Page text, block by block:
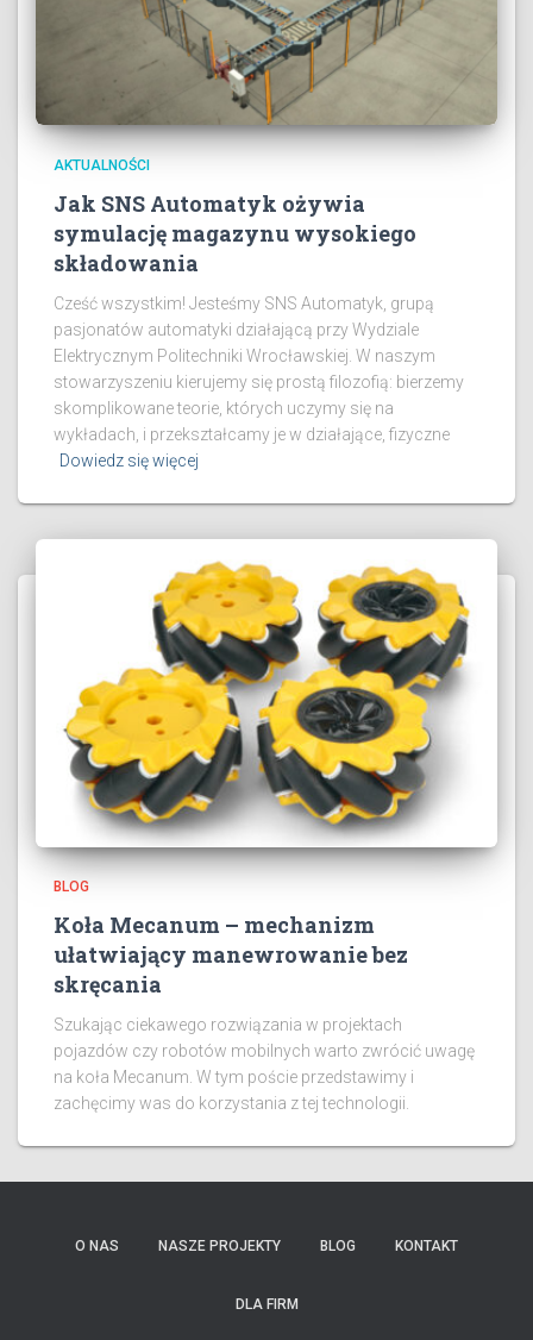
AKTUALNOŚCI
Jak SNS Automatyk ożywia
symulację magazynu wysokiego
składowania
Cześć wszystkim! Jesteśmy SNS Automatyk, grupą
pasjonatów automatyki działającą przy Wydziale
Elektrycznym Politechniki Wrocławskiej. W naszym
stowarzyszeniu kierujemy się prostą filozofią: bierzemy
skomplikowane teorie, których uczymy się na
wykładach, i przekształcamy je w działające, fizyczne
Dowiedz się więcej
BLOG
Koła Mecanum – mechanizm
ułatwiający manewrowanie bez
skręcania
Szukając ciekawego rozwiązania w projektach
pojazdów czy robotów mobilnych warto zwrócić uwagę
na koła Mecanum. W tym poście przedstawimy i
zachęcimy was do korzystania z tej technologii.
O NAS NASZE PROJEKTY BLOG KONTAKT
DLA FIRM